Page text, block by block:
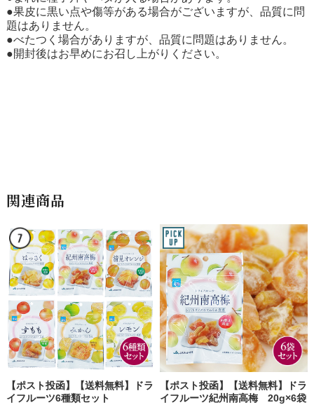
●果皮に黒い点や傷等がある場合がございますが、品質に問
題はありません。
●べたつく場合がありますが、品質に問題はありません。
●開封後はお早めにお召し上がりください。
関連商品
【ポスト投函】【送料無料】ドラ
イフルーツ6種類セット
【ポスト投函】【送料無料】ドラ
イフルーツ紀州南高梅 20g×6袋